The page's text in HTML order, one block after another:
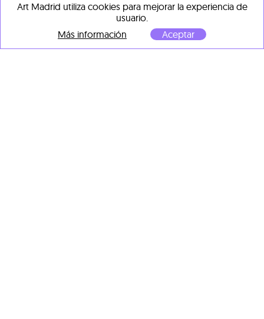
Leticia Feduchi
Frutero y tela verde
Óleo sobre tabla
Art Madrid utiliza cookies para mejorar la experiencia de
usuario.
Más información
Aceptar